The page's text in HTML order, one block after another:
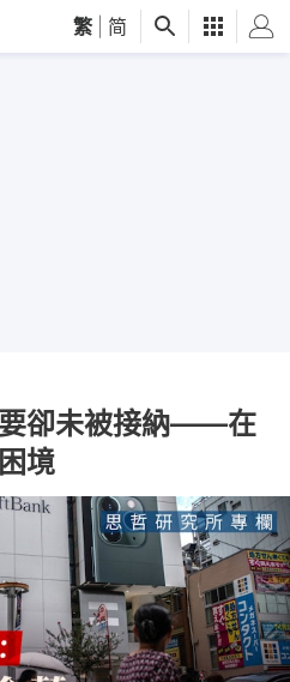
繁 简
卻未被接納——在
境